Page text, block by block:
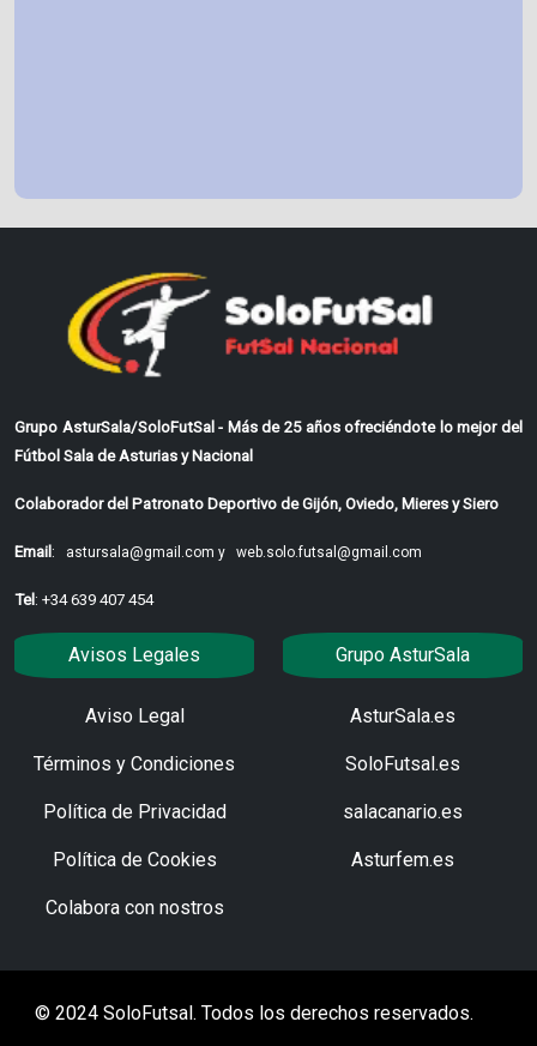
Grupo AsturSala/SoloFutSal - Más de 25 años ofreciéndote lo mejor del
Fútbol Sala de Asturias y Nacional
Colaborador del Patronato Deportivo de Gijón, Oviedo, Mieres y Siero
Email: astursala@gmail.com y web.solo.futsal@gmail.com
Tel: +34 639 407 454
Avisos Legales
Aviso Legal
Términos y Condiciones
Política de Privacidad
Política de Cookies
Colabora con nostros
Grupo AsturSala
AsturSala.es
SoloFutsal.es
salacanario.es
Asturfem.es
© 2024 SoloFutsal. Todos los derechos reservados.